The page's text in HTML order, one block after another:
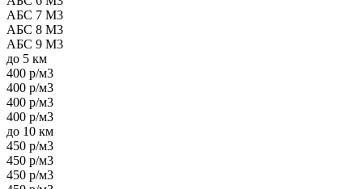
АБС 7 М3
АБС 8 М3
АБС 9 М3
до 5 км
400 р/м3
400 р/м3
400 р/м3
400 р/м3
до 10 км
450 р/м3
450 р/м3
450 р/м3